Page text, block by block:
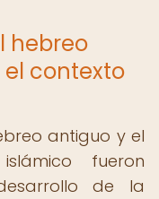
hebreo
contexto
antiguo y el
fueron
de la